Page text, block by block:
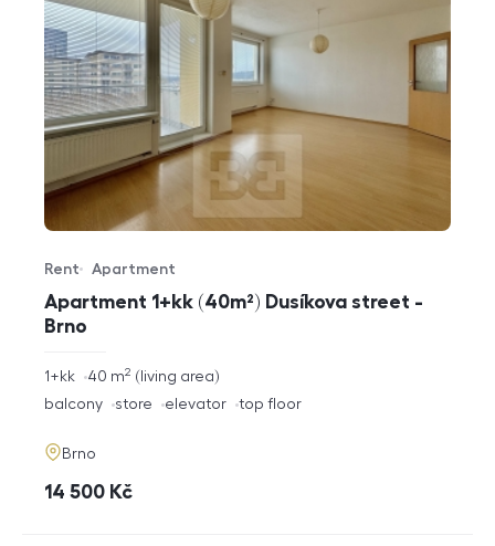
Apartment 1+kk (40m²) Dusíkova street -
Brno
Offer type
Rent
Property type
Apartment
rozměry
1+kk living area
40 m2
funkce
balcony store elevator top floor
adresa
Brno
cena
14 500 Kč